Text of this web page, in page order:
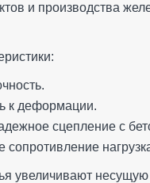
и производства
к деформации.
сцепление с
увеличивают несущую